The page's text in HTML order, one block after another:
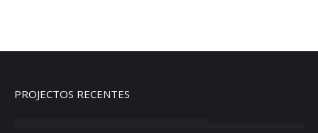
PROJECTOS RECENTES